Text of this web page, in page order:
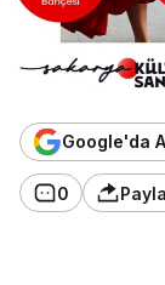
Google'da
0